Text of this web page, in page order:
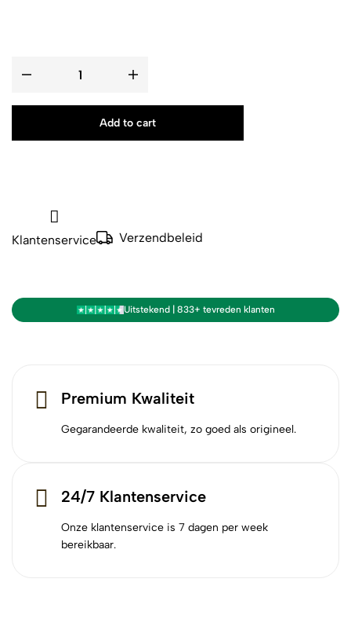
Add to cart
Klantenservice Verzendbeleid
Uitstekend | 833+ tevreden klanten
Premium Kwaliteit
Gegarandeerde kwaliteit, zo goed als origineel.
24/7 Klantenservice
Onze klantenservice is 7 dagen per week
bereikbaar.